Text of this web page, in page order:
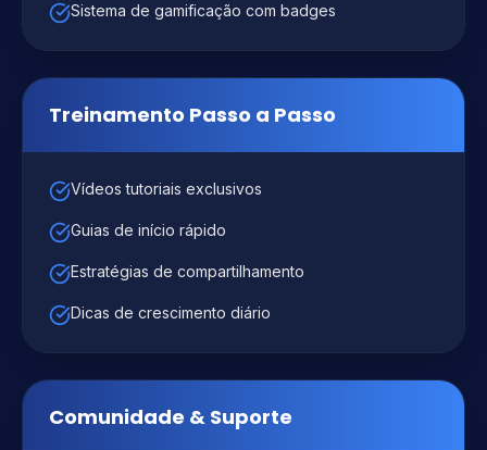
Sistema de gamificação com badges
Treinamento Passo a Passo
Vídeos tutoriais exclusivos
Guias de início rápido
Estratégias de compartilhamento
Dicas de crescimento diário
Comunidade & Suporte